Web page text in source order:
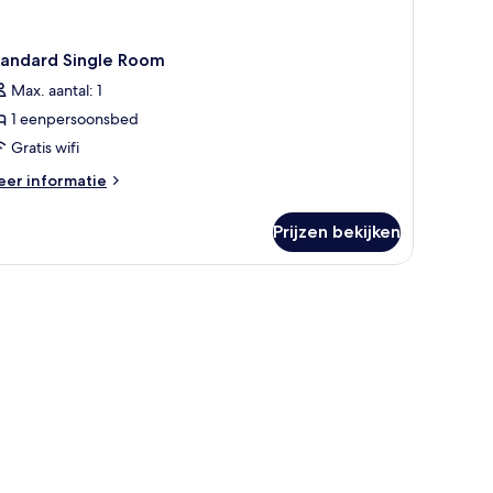
Single Room
Max. aantal: 1
1 eenpersoonsbed
Gratis wifi
informatie
Prijzen bekijken